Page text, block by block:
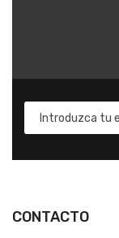
CONTACTO